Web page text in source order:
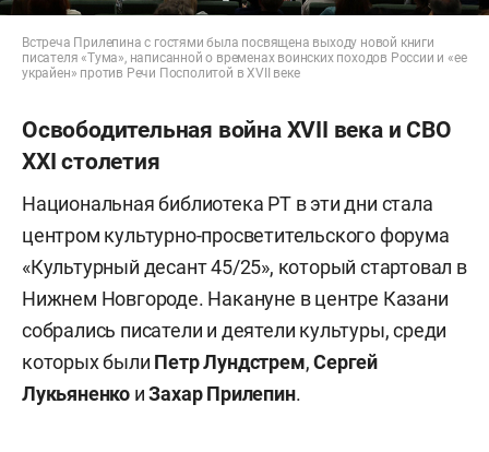
Встреча Прилепина с гостями была посвящена выходу новой книги
писателя «Тума», написанной о временах воинских походов России и «ее
украйен» против Речи Посполитой в XVII веке
Освободительная война XVII века и СВО
XXI столетия
Национальная библиотека РТ в эти дни стала
центром культурно-просветительского форума
«Культурный десант 45/25», который стартовал в
Нижнем Новгороде. Накануне в центре Казани
собрались писатели и деятели культуры, среди
которых были Петр Лундстрем,Сергей
Лукьяненко иЗахар Прилепин.